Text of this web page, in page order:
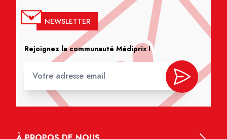
NEWSLETTER
Rejoignez la communauté Médiprix !